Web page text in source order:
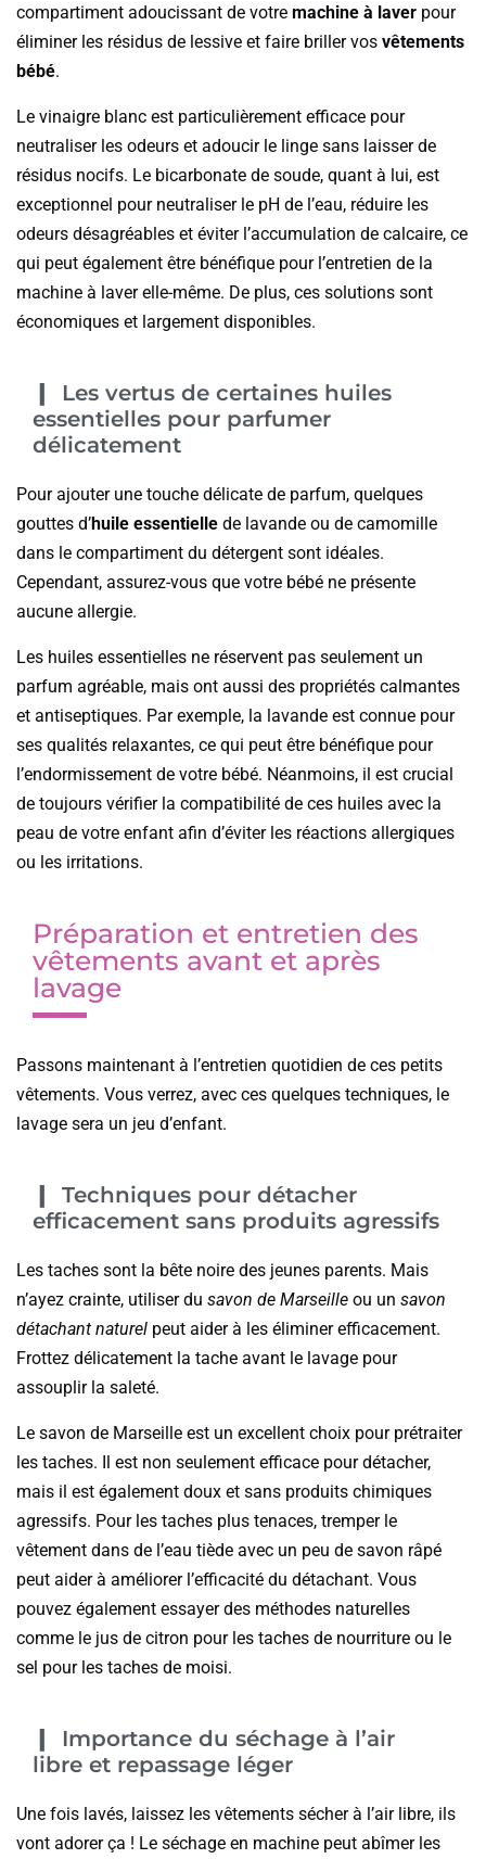
compartiment adoucissant de votre machine à laver pour
éliminer les résidus de lessive et faire briller vos vêtements
bébé.
Le vinaigre blanc est particulièrement efficace pour
neutraliser les odeurs et adoucir le linge sans laisser de
résidus nocifs. Le bicarbonate de soude, quant à lui, est
exceptionnel pour neutraliser le pH de l’eau, réduire les
odeurs désagréables et éviter l’accumulation de calcaire, ce
qui peut également être bénéfique pour l’entretien de la
machine à laver elle-même. De plus, ces solutions sont
économiques et largement disponibles.
Les vertus de certaines huiles
essentielles pour parfumer
délicatement
Pour ajouter une touche délicate de parfum, quelques
gouttes d’huile essentielle de lavande ou de camomille
dans le compartiment du détergent sont idéales.
Cependant, assurez-vous que votre bébé ne présente
aucune allergie.
Les huiles essentielles ne réservent pas seulement un
parfum agréable, mais ont aussi des propriétés calmantes
et antiseptiques. Par exemple, la lavande est connue pour
ses qualités relaxantes, ce qui peut être bénéfique pour
l’endormissement de votre bébé. Néanmoins, il est crucial
de toujours vérifier la compatibilité de ces huiles avec la
peau de votre enfant afin d’éviter les réactions allergiques
ou les irritations.
Préparation et entretien des
vêtements avant et après
lavage
Passons maintenant à l’entretien quotidien de ces petits
vêtements. Vous verrez, avec ces quelques techniques, le
lavage sera un jeu d’enfant.
Techniques pour détacher
efficacement sans produits agressifs
Les taches sont la bête noire des jeunes parents. Mais
n’ayez crainte, utiliser du savon de Marseille ou un savon
détachant naturel peut aider à les éliminer efficacement.
Frottez délicatement la tache avant le lavage pour
assouplir la saleté.
Le savon de Marseille est un excellent choix pour prétraiter
les taches. Il est non seulement efficace pour détacher,
mais il est également doux et sans produits chimiques
agressifs. Pour les taches plus tenaces, tremper le
vêtement dans de l’eau tiède avec un peu de savon râpé
peut aider à améliorer l’efficacité du détachant. Vous
pouvez également essayer des méthodes naturelles
comme le jus de citron pour les taches de nourriture ou le
sel pour les taches de moisi.
Importance du séchage à l’air
libre et repassage léger
Une fois lavés, laissez les vêtements sécher à l’air libre, ils
vont adorer ça ! Le séchage en machine peut abîmer les